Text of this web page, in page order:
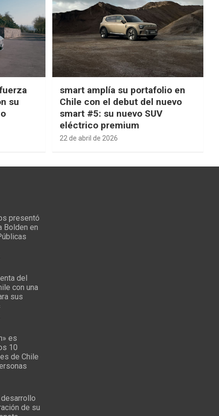
su
smart amplía su portafolio en
Chile con el debut del nuevo
smart #5: su nuevo SUV
eléctrico premium
22 de abril de 2026
presentó
Bolden en
del
con una
sus
es
10
de Chile
de su